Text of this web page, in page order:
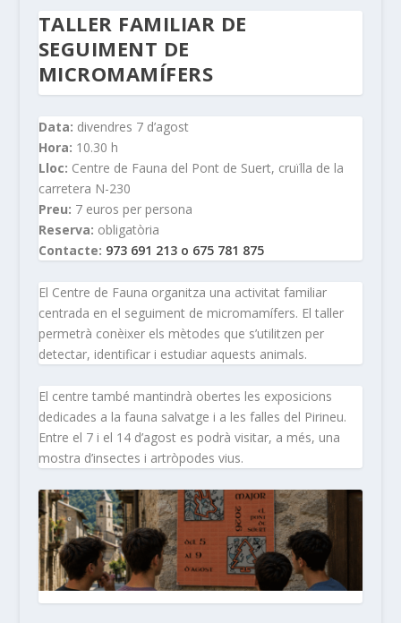
TALLER FAMILIAR DE
SEGUIMENT DE
MICROMAMÍFERS
Data: divendres 7 d’agost
Hora: 10.30 h
Lloc: Centre de Fauna del Pont de Suert, cruïlla de la
carretera N-230
Preu: 7 euros per persona
Reserva: obligatòria
Contacte: 973 691 213 o 675 781 875
El Centre de Fauna organitza una activitat familiar
centrada en el seguiment de micromamífers. El taller
permetrà conèixer els mètodes que s’utilitzen per
detectar, identificar i estudiar aquests animals.
El centre també mantindrà obertes les exposicions
dedicades a la fauna salvatge i a les falles del Pirineu.
Entre el 7 i el 14 d’agost es podrà visitar, a més, una
mostra d’insectes i artròpodes vius.